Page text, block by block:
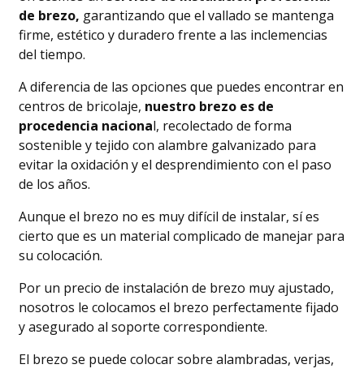
de brezo, garantizando que el vallado se mantenga
firme, estético y duradero frente a las inclemencias
del tiempo.
A diferencia de las opciones que puedes encontrar en
centros de bricolaje, nuestro brezo es de
procedencia nacional, recolectado de forma
sostenible y tejido con alambre galvanizado para
evitar la oxidación y el desprendimiento con el paso
de los años.
Aunque el brezo no es muy difícil de instalar, sí es
cierto que es un material complicado de manejar para
su colocación.
Por un precio de instalación de brezo muy ajustado,
nosotros le colocamos el brezo perfectamente fijado
y asegurado al soporte correspondiente.
El brezo se puede colocar sobre alambradas, verjas,